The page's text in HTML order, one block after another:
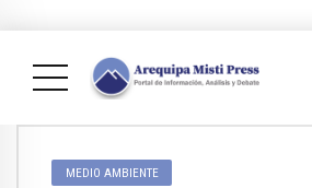
MEDIO AMBIENTE